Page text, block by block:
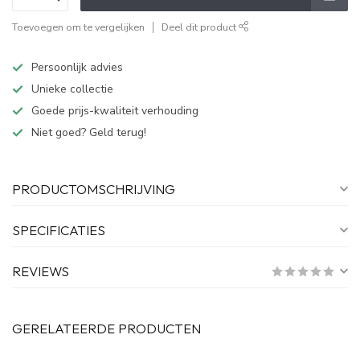
Toevoegen om te vergelijken Deel dit product
Persoonlijk advies
Unieke collectie
Goede prijs-kwaliteit verhouding
Niet goed? Geld terug!
PRODUCTOMSCHRIJVING
SPECIFICATIES
REVIEWS
GERELATEERDE PRODUCTEN